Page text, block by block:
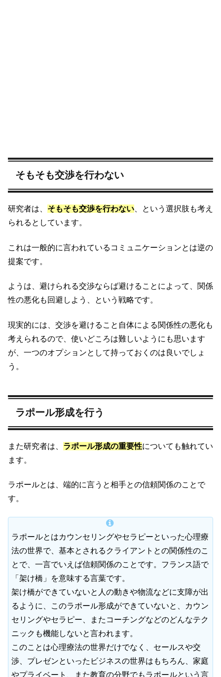
そもそも交渉を行わない
研究者は、 そもそも交渉を行わない、という選択肢も考え
られるとしています。
これは一般的に言われているコミュニケーションとは逆の
提案です。
ようは、避けられる交渉ならば避けることによって、関係
性の悪化も回避しよう、という戦略です。
現実的には、交渉を避けること自体による関係性の悪化も
考えられるので、使いどころは難しいようにも思います
が、一つのオプションとして持っておくのは良いでしょ
う。
ラポール形成を行う
また研究者は、 ラポール形成の重要性についても触れてい
ます。
ラポールとは、端的に言うと相手との信頼関係のことで
す。
ラポールとはカウンセリングやセラピーといった心理療
法の世界で、基本とされるクライアントとの関係性のこ
とで、一言でいえば信頼関係のことです。フランス語で
「架け橋」を意味する言葉です。
架け橋ができていないと人の動きや物流などに支障が出
るように、このラポール形成ができていないと、カウン
セリングやセラピー、またコーチングなどのどんなテク
ニックも機能しないと言われます。
このことは心理療法の世界だけでなく、セールスや交
渉、プレゼンといったビジネスの世界はもちろん、家庭
やプライベート、また教育の分野でもラポールという言